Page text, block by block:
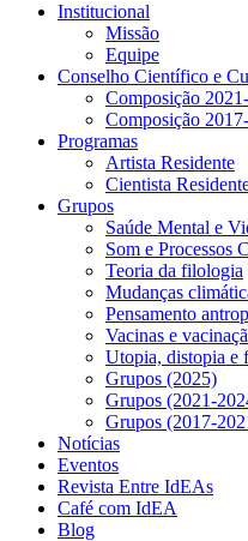
Institucional
Missão
Equipe
Conselho Científico e
Composição
Composição
Programas
Artista Residente
Cientista
Grupos
Saúde Mental e
Som e Processos
Teoria da filologia
Mudanças
Pensamento
Vacinas e
Utopia, distopia e
Grupos (2025)
Grupos (2021-
Grupos (2017-
Notícias
Eventos
Revista Entre IdEAs
Café com IdEA
Blog